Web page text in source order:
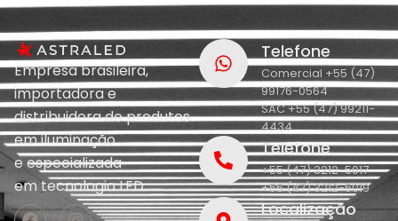
Empresa brasileira,
importadora e
distribuidora de produtos
em iluminação
eespecializada
emtecnologia LED.
Telefone
Comercial +55 (47)
99176-0564
SAC +55 (47) 99211-
4434
Telefone
+55 (47) 3212-5017
+55 (47) 3212-5019
Localização